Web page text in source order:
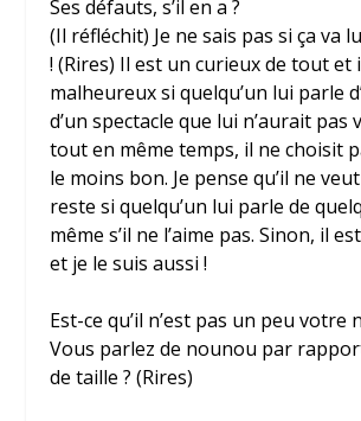
Ses défauts, s’il en a ?
(Il réfléchit) Je ne sais pas si ça va
! (Rires) Il est un curieux de tout et
malheureux si quelqu’un lui parle
d’un spectacle que lui n’aurait pas
tout en même temps, il ne choisit
le moins bon. Je pense qu’il ne
reste si quelqu’un lui parle de
même s’il ne l’aime pas. Sinon, il
et je le suis aussi !
Est-ce qu’il n’est pas un peu votre
Vous parlez de nounou par
de taille ? (Rires)